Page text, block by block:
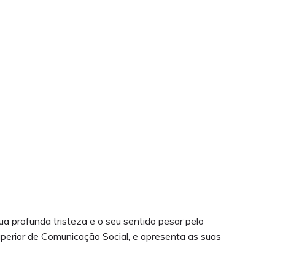
profunda tristeza e o seu sentido pesar pelo
de Comunicação Social, e apresenta as suas